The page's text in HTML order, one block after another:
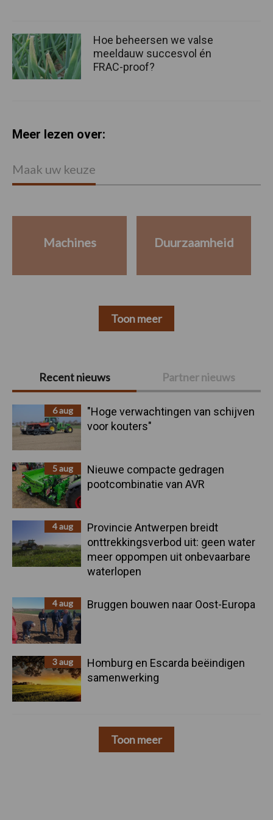
Primaire
Sidebar
Recent nieuws Partner nieuws
6 aug
"Hoge verwachtingen van schijven
voor kouters"
5 aug
Nieuwe compacte gedragen
pootcombinatie van AVR
4 aug
Provincie Antwerpen breidt
onttrekkingsverbod uit: geen water
meer oppompen uit onbevaarbare
waterlopen
4 aug Bruggen bouwen naar Oost-Europa
3 aug
Homburg en Escarda beëindigen
samenwerking
Toon meer
Hoe beheersen we valse
meeldauw succesvol én
FRAC-proof?
Meer lezen over:
Maak uw keuze
Machines Duurzaamheid
Toon meer